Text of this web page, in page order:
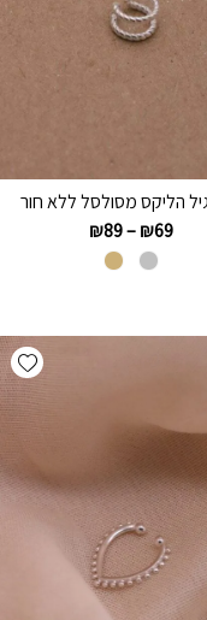
הליקס מסולסל ללא חור
₪69
–
₪89